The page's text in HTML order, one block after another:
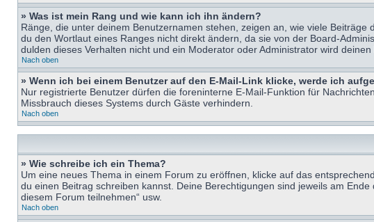
» Was ist mein Rang und wie kann ich ihn ändern?
Ränge, die unter deinem Benutzernamen stehen, zeigen an, wie viele
du den Wortlaut eines Ranges nicht direkt ändern, da sie von der Board-
dulden dieses Verhalten nicht und ein Moderator oder Administrator wird
Nach oben
» Wenn ich bei einem Benutzer auf den E-Mail-Link klicke, werde ich
Nur registrierte Benutzer dürfen die foreninterne E-Mail-Funktion für
Missbrauch dieses Systems durch Gäste verhindern.
Nach oben
» Wie schreibe ich ein Thema?
Um eine neues Thema in einem Forum zu eröffnen, klicke auf das
du einen Beitrag schreiben kannst. Deine Berechtigungen sind jeweils am
diesem Forum teilnehmen“ usw.
Nach oben